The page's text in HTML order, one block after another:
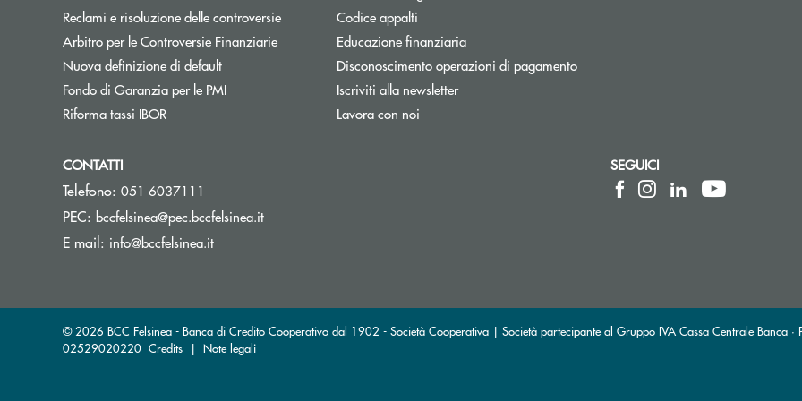
Reclami e risoluzione delle controversieApre una nuova finestra
Arbitro per le Controversie FinanziarieApre una nuova finestra
Nuova definizione di default
Fondo di Garanzia per le PMIApre una nuova finestra
Riforma tassi IBORApre una nuova finestra
Codice appalti
Educazione finanziaria
Disconoscimento operazioni di pagamento
Iscriviti alla newsletterApre una nuova finestra
Lavora con noi
CONTATTI
Telefono: 051 6037111
PEC: bccfelsinea@pec.bccfelsinea.it(si apre l’app di posta elettronica)
E-mail: info@bccfelsinea.it(si apre l’app di posta elettronica)
SEGUICI
© 2026 BCC Felsinea - Banca di Credito Cooperativo dal 1902 - Società Cooperativa | Società partecipante al Gruppo IVA Cassa Centrale Banca ·
02529020220 Credits | Note legali